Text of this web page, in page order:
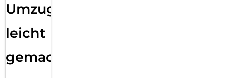
Umzug
leicht
gemacht!